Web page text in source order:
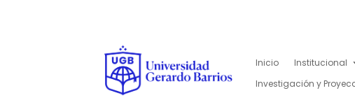
Inicio Institucional
Investigación y